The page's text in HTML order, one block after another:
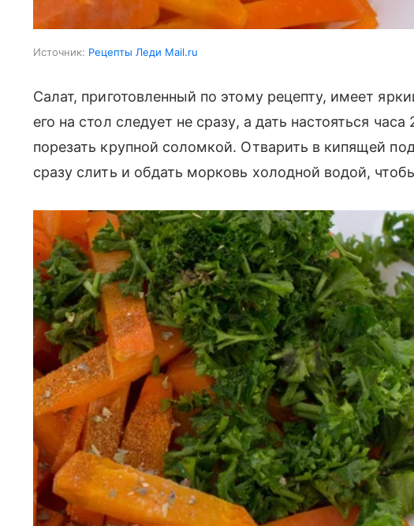
Источник: Рецепты Леди Mail.ru
Салат, приготовленный по этому рецепту, имеет
его на стол следует не сразу, а дать настояться
порезать крупной соломкой. Отварить в кипящей
сразу слить и обдать морковь холодной водой,